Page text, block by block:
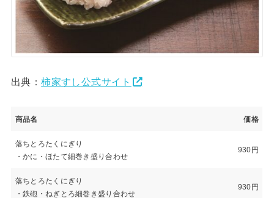
出典：柿家すし公式サイト
商品名 価格
落ちとろたくにぎり
・かに・ほたて細巻き盛り合わせ
930円
落ちとろたくにぎり
・鉄砲・ねぎとろ細巻き盛り合わせ
930円